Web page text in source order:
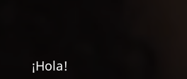
¡Hola!